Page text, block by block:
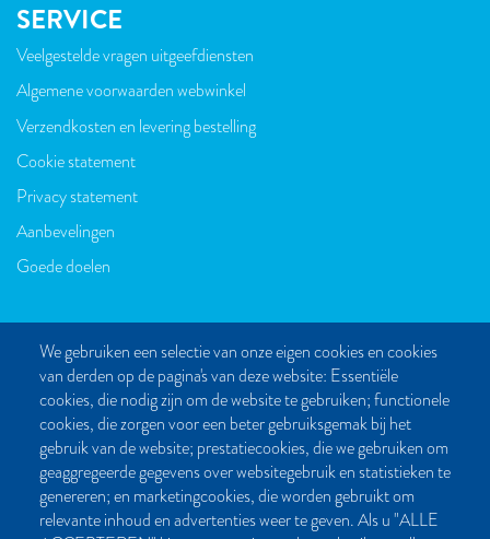
We gebruiken een selectie van onze eigen cookies en cookies
van derden op de pagina's van deze website: Essentiële
cookies, die nodig zijn om de website te gebruiken; functionele
cookies, die zorgen voor een beter gebruiksgemak bij het
gebruik van de website; prestatiecookies, die we gebruiken om
geaggregeerde gegevens over websitegebruik en statistieken te
genereren; en marketingcookies, die worden gebruikt om
relevante inhoud en advertenties weer te geven. Als u "ALLE
SERVICE
VOET
Veelgestelde vragen uitgeefdiensten
Algemene voorwaarden webwinkel
Verzendkosten en levering bestelling
Cookie statement
Privacy statement
Aanbevelingen
Goede doelen
CONTACT
Post- en bezoekadres:
Kattegat 32-8
9723 JP Groningen
Nederland